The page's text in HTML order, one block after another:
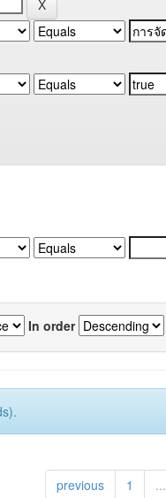
In order
previous 1 ...